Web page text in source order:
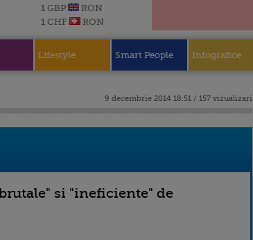
1 GBP
RON
1 CHF
RON
Lifestyle Smart People Infografice
9 decembrie 2014 18:51 / 157 vizualizari
si "ineficiente" de